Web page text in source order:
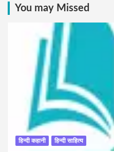
You may Missed
हिन्दी कहानी हिन्दी साहित्य